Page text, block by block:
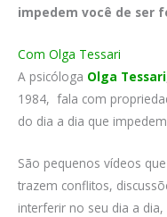
impedem você de ser
Com Olga Tessari
A psicóloga Olga Tessari
1984, fala com
do dia a dia que
São pequenos vídeos
trazem conflitos,
interferir no seu dia a